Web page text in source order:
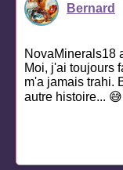
Bernard
NovaMinerals18
Moi, j'ai toujours
m'a jamais trahi.
autre histoire... 😅